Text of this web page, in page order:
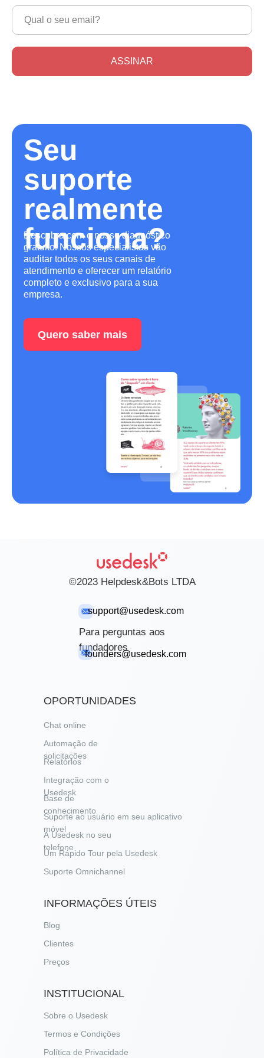
ASSINAR
Seu
suporte
realmente
funciona?
Descubra com o nosso diagnóstico
gratuito! Nossos especialistas vão
auditar todos os seus canais de
atendimento e oferecer um relatório
completo e exclusivo para a sua
empresa.
Quero saber mais
©2023 Helpdesk&Bots LTDA
Preços
INFORMAÇÕES ÚTEIS
OPORTUNIDADES
INSTITUCIONAL
Blog
Sobre o Usedesk
Termos e Condições
Política de Privacidade
Clientes
Suporte ao usuário em seu aplicativo
móvel
Automação de
solicitações
Relatórios
support@usedesk.com
Para perguntas aos
fundadores
founders@usedesk.com
Chat online
Integração com o
Usedesk
Base de
conhecimento
A Usedesk no seu
telefone
Um Rápido Tour pela Usedesk
Suporte Omnichannel